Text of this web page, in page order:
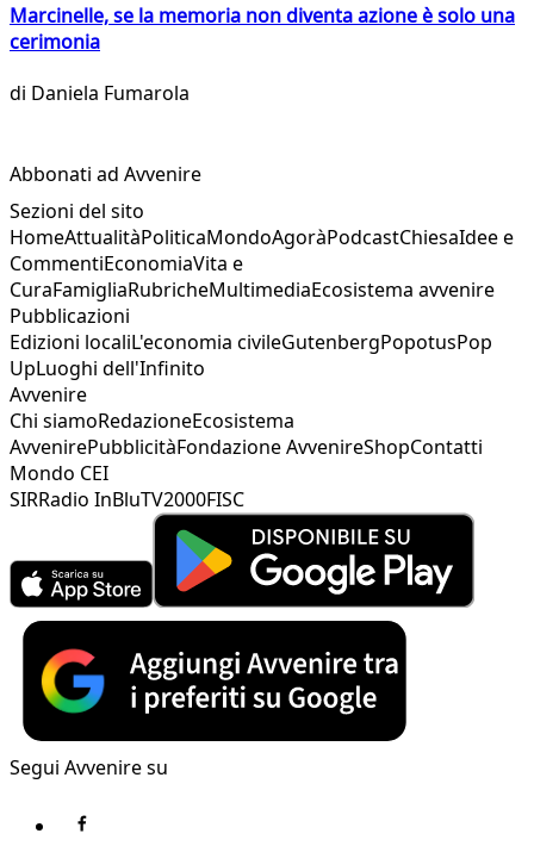
Marcinelle, se la memoria non diventa azione è solo una
cerimonia
di Daniela Fumarola
Abbonati ad Avvenire
Sezioni del sito
HomeAttualitàPoliticaMondoAgoràPodcastChiesaIdee e
CommentiEconomiaVita e
CuraFamigliaRubricheMultimediaEcosistema avvenire
Pubblicazioni
Edizioni localiL'economia civileGutenbergPopotusPop
UpLuoghi dell'Infinito
Avvenire
Chi siamoRedazioneEcosistema
AvvenirePubblicitàFondazione AvvenireShopContatti
Mondo CEI
SIRRadio InBluTV2000FISC
Segui Avvenire su